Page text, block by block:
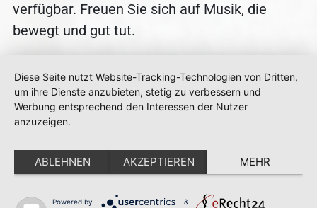
verfügbar. Freuen Sie sich auf Musik, die
bewegt und gut tut.
Michael Hirte und Freunde
4.0
Diese Seite nutzt Website-Tracking-Technologien von Dritten,
um ihre Dienste anzubieten, stetig zu verbessern und
Werbung entsprechend den Interessen der Nutzer
anzuzeigen.
ABLEHNEN AKZEPTIEREN MEHR
Powered by &